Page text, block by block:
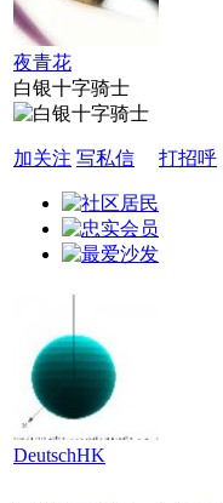
夜青花
白银十字骑士
加关注 写私信 打招呼
DeutschHK